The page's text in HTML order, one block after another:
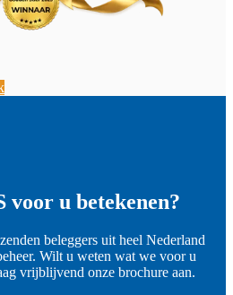
voor u betekenen?
beleggers uit heel Nederland
Wilt u weten wat we voor u
vrijblijvend onze brochure aan.